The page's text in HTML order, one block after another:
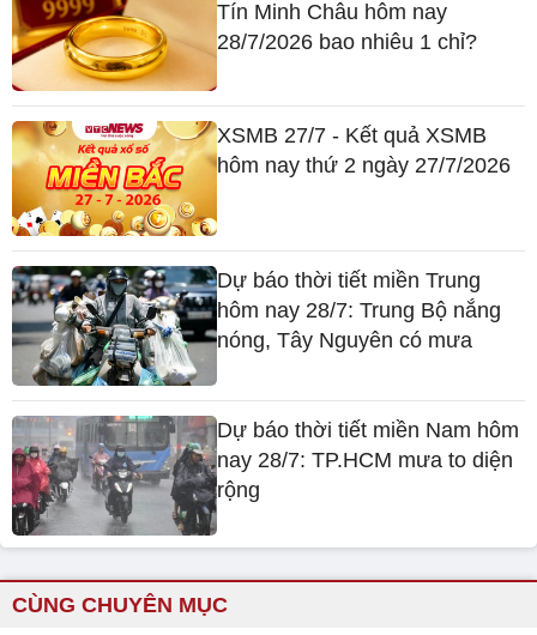
Tín Minh Châu hôm nay
28/7/2026 bao nhiêu 1 chỉ?
XSMB 27/7 - Kết quả XSMB
hôm nay thứ 2 ngày 27/7/2026
Dự báo thời tiết miền Trung
hôm nay 28/7: Trung Bộ nắng
nóng, Tây Nguyên có mưa
Dự báo thời tiết miền Nam hôm
nay 28/7: TP.HCM mưa to diện
rộng
CÙNG CHUYÊN MỤC